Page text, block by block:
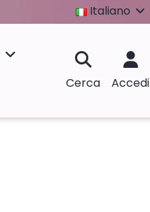
Italiano
Cerca Accedi